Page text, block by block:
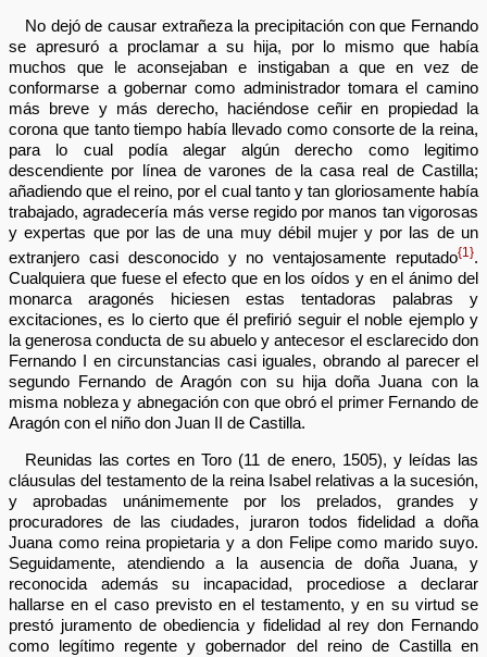
No dejó de causar extrañeza la precipitación con que Fernando
se apresuró a proclamar a su hija, por lo mismo que había
muchos que le aconsejaban e instigaban a que en vez de
conformarse a gobernar como administrador tomara el camino
más breve y más derecho, haciéndose ceñir en propiedad la
corona que tanto tiempo había llevado como consorte de la reina,
para lo cual podía alegar algún derecho como legitimo
descendiente por línea de varones de la casa real de Castilla;
añadiendo que el reino, por el cual tanto y tan gloriosamente había
trabajado, agradecería más verse regido por manos tan vigorosas
y expertas que por las de una muy débil mujer y por las de un
extranjero casi desconocido y no ventajosamente reputado{1}.
Cualquiera que fuese el efecto que en los oídos y en el ánimo del
monarca aragonés hiciesen estas tentadoras palabras y
excitaciones, es lo cierto que él prefirió seguir el noble ejemplo y
la generosa conducta de su abuelo y antecesor el esclarecido don
Fernando I en circunstancias casi iguales, obrando al parecer el
segundo Fernando de Aragón con su hija doña Juana con la
misma nobleza y abnegación con que obró el primer Fernando de
Aragón con el niño don Juan II de Castilla.
Reunidas las cortes en Toro (11 de enero, 1505), y leídas las
cláusulas del testamento de la reina Isabel relativas a la sucesión,
y aprobadas unánimemente por los prelados, grandes y
procuradores de las ciudades, juraron todos fidelidad a doña
Juana como reina propietaria y a don Felipe como marido suyo.
Seguidamente, atendiendo a la ausencia de doña Juana, y
reconocida además su incapacidad, procediose a declarar
hallarse en el caso previsto en el testamento, y en su virtud se
prestó juramento de obediencia y fidelidad al rey don Fernando
como legítimo regente y gobernador del reino de Castilla en